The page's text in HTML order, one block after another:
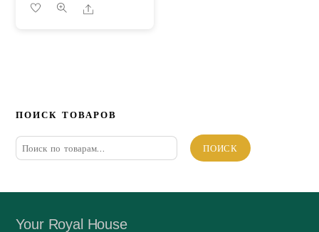
Share
ПОИСК ТОВАРОВ
Искать:
ПОИСК
Your Royal House